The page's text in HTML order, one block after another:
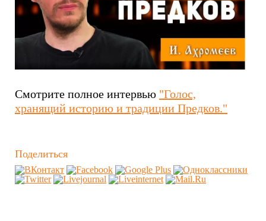
Смотрите полное интервью "Голос,
хранящий историю и традиции Предков."
Поделиться